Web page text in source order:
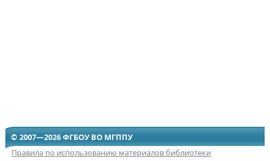
© 2007—2026 ФГБОУ ВО МГППУ
Правила по использованию материалов библиотеки